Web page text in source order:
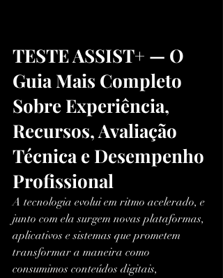
TESTE ASSIST+ — O
Guia Mais Completo
Sobre Experiência,
Recursos, Avaliação
Técnica e Desempenho
Profissional
A tecnologia evolui em ritmo acelerado, e
junto com ela surgem novas plataformas,
aplicativos e sistemas que prometem
transformar a maneira como
consumimos conteúdos digitais,